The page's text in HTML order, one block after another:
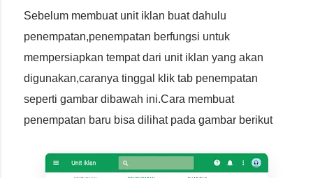
Sebelum membuat unit iklan buat dahulu
penempatan,penempatan berfungsi untuk
mempersiapkan tempat dari unit iklan yang akan
digunakan,caranya tinggal klik tab penempatan
seperti gambar dibawah ini.Cara membuat
penempatan baru bisa dilihat pada gambar berikut